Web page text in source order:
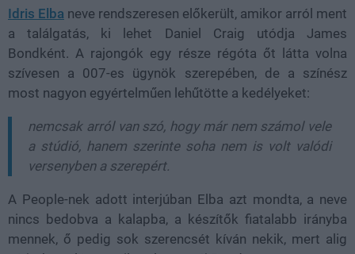
Idris Elba neve rendszeresen előkerült, amikor arról ment
a találgatás, ki lehet Daniel Craig utódja James
Bondként. A rajongók egy része régóta őt látta volna
szívesen a 007-es ügynök szerepében, de a színész
most nagyon egyértelműen lehűtötte a kedélyeket:
nemcsak arról van szó, hogy már nem számol vele
a stúdió, hanem szerinte soha nem is volt valódi
versenyben a szerepért.
A People-nek adott interjúban Elba azt mondta, a neve
nincs bedobva a kalapba, a készítők fiatalabb irányba
mennek, ő pedig sok szerencsét kíván nekik, mert alig